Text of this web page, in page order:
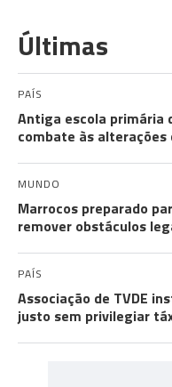
Últimas
PAÍS
Antiga escola primária
combate às
MUNDO
Marrocos preparado
remover obstáculos
PAÍS
Associação de TVDE
justo sem privilegiar